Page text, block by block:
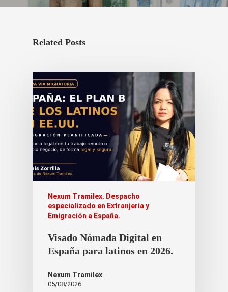
Related Posts
Nexum Tramilex. Despacho
especializado en Extranjería y
Emigración a España.
Visado Nómada Digital en
España para latinos en 2026.
Nexum Tramilex
05/08/2026